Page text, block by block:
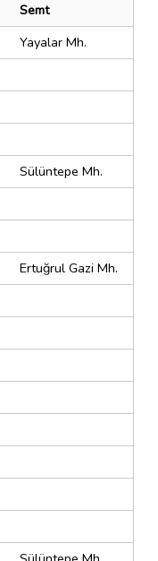
Semt
Yayalar Mh.
Sülüntepe Mh.
Ertuğrul Gazi Mh.